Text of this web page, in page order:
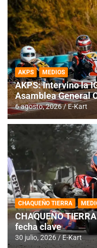
AKPS MEDIOS
AKPS: Intervino la
Asamblea General
6 agosto, 2026 E-Kart
CHAQUEÑO TIERRA
CHAQUEÑO
fecha clave
30 julio, 2026 E-Kart